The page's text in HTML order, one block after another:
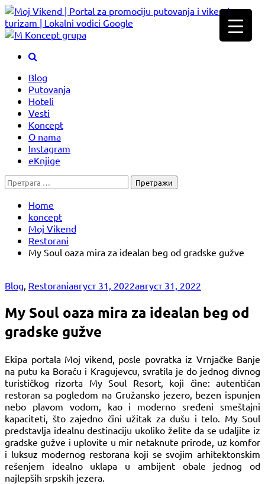
Skip
to
content
Blog
Putovanja
Hoteli
Vesti
Koncept
O nama
Instagram
eKnjige
Претрага
за:
Home
koncept
Moj Vikend
Restorani
My Soul oaza mira za idealan beg od gradske gužve
Blog, Restoraniавгуст 31, 2022август 31, 2022
My Soul oaza mira za idealan beg od
gradske gužve
Ekipa portala Moj vikend, posle povratka iz Vrnjačke Banje
na putu ka Boraču i Kragujevcu, svratila je do jednog divnog
turističkog rizorta My Soul Resort, koji čine: autentičan
restoran sa pogledom na Gružansko jezero, bezen ispunjen
nebo plavom vodom, kao i moderno sređeni smeštajni
kapaciteti, što zajedno čini užitak za dušu i telo. My Soul
predstavlja idealnu destinaciju ukoliko želite da se udaljite iz
gradske gužve i uplovite u mir netaknute prirode, uz komfor
i luksuz modernog restorana koji se svojim arhitektonskim
rešenjem idealno uklapa u ambijent obale jednog od
najlepših srpskih jezera.